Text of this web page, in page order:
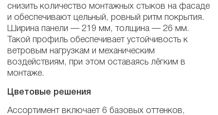
снизить количество монтажных стыков на фасаде
и обеспечивают цельный, ровный ритм покрытия.
Ширина панели — 219 мм, толщина — 26 мм.
Такой профиль обеспечивает устойчивость к
ветровым нагрузкам и механическим
воздействиям, при этом оставаясь лёгким в
монтаже.
Цветовые решения
Ассортимент включает 6 базовых оттенков,